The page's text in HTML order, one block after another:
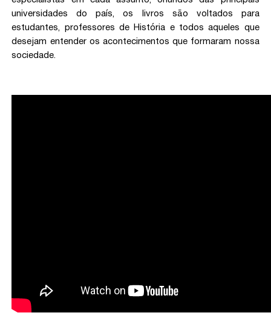
universidades do país, os livros são voltados para
estudantes, professores de História e todos aqueles que
desejam entender os acontecimentos que formaram nossa
sociedade.